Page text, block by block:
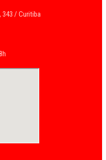
343 / Curitiba